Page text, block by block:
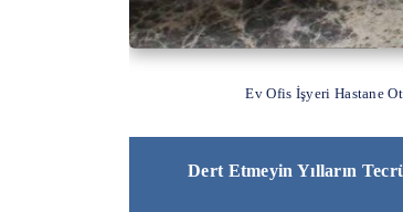
Ev Ofis İşyeri Hastane
Dert Etmeyin Yılların